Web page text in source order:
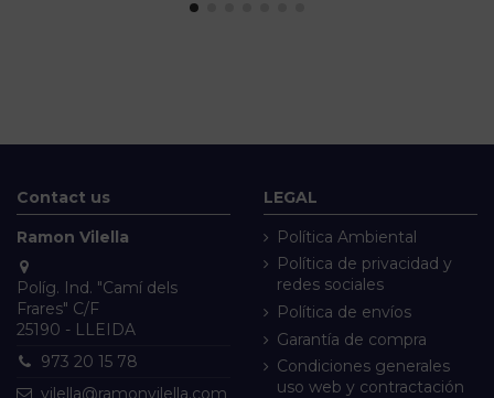
Contact us
Ramon Vilella
Políg. Ind. "Camí dels
Frares" C/F
25190 - LLEIDA
973 20 15 78
vilella@ramonvilella.com
LEGAL
Política Ambiental
Política de privacidad y
redes sociales
Política de envíos
Garantía de compra
Condiciones generales
uso web y contractación